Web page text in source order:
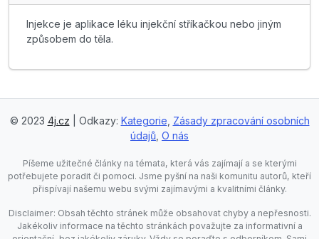
Injekce je aplikace léku injekční stříkačkou nebo jiným
způsobem do těla.
© 2023 4j.cz | Odkazy: Kategorie Zásady zpracování osobních
údajů O nás
Píšeme užitečné články na témata, která vás zajímají a se kterými
potřebujete poradit či pomoci. Jsme pyšní na naši komunitu autorů, kteří
přispívají našemu webu svými zajímavými a kvalitními články.
Disclaimer: Obsah těchto stránek může obsahovat chyby a nepřesnosti.
Jakékoliv informace na těchto stránkách považujte za informativní a